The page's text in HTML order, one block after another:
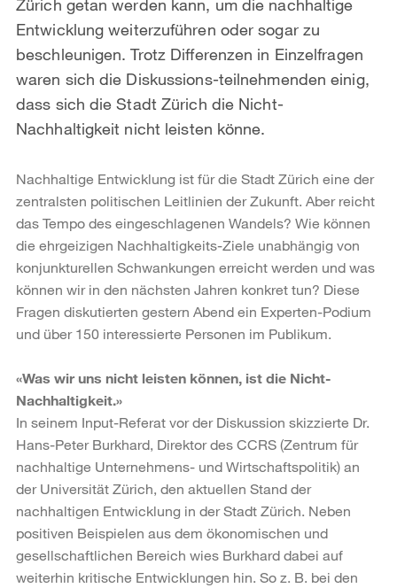
Zürich getan werden kann, um die nachhaltige
Entwicklung weiterzuführen oder sogar zu
beschleunigen. Trotz Differenzen in Einzelfragen
waren sich die Diskussions-teilnehmenden einig,
dass sich die Stadt Zürich die Nicht-
Nachhaltigkeit nicht leisten könne.
Nachhaltige Entwicklung ist für die Stadt Zürich eine der
zentralsten politischen Leitlinien der Zukunft. Aber reicht
das Tempo des eingeschlagenen Wandels? Wie können
die ehrgeizigen Nachhaltigkeits-Ziele unabhängig von
konjunkturellen Schwankungen erreicht werden und was
können wir in den nächsten Jahren konkret tun? Diese
Fragen diskutierten gestern Abend ein Experten-Podium
und über 150 interessierte Personen im Publikum.
«Was wir uns nicht leisten können, ist die Nicht-
Nachhaltigkeit.»
In seinem Input-Referat vor der Diskussion skizzierte Dr.
Hans-Peter Burkhard, Direktor des CCRS (Zentrum für
nachhaltige Unternehmens- und Wirtschaftspolitik) an
der Universität Zürich, den aktuellen Stand der
nachhaltigen Entwicklung in der Stadt Zürich. Neben
positiven Beispielen aus dem ökonomischen und
gesellschaftlichen Bereich wies Burkhard dabei auf
weiterhin kritische Entwicklungen hin. So z. B. bei den